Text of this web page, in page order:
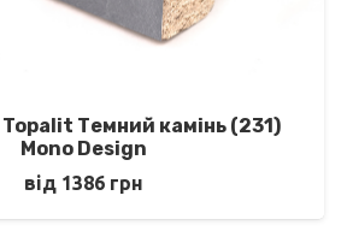
Topalit Темний камінь (231)
Mono Design
від 1386 грн